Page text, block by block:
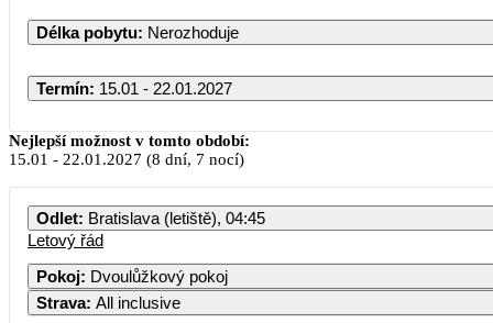
Délka pobytu: Nerozhoduje
Termín: 15.01 - 22.01.2027
Nejlepší možnost v tomto období:
15.01 - 22.01.2027 (8 dní, 7 nocí)
Odlet: Bratislava (letiště), 04:45
Letový řád
Pokoj: Dvoulůžkový pokoj
Strava: All inclusive